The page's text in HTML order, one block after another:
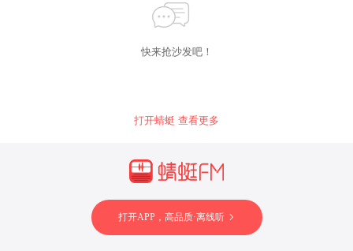
快来抢沙发吧！
打开蜻蜓 查看更多
打开APP，高品质·离线听